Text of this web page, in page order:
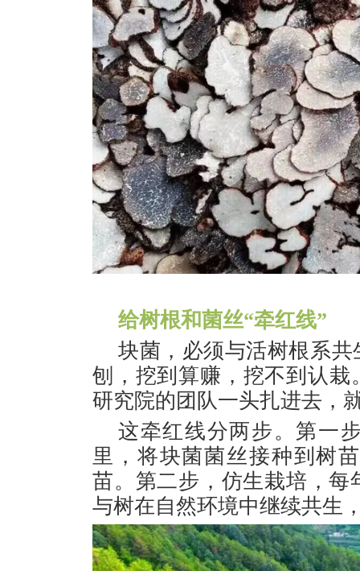
给树根和菌丝“牵红线”
块菌，必须与活树根系
刨，挖到算赚，挖不到认栽
研究院的团队一头扎进去，
这牵红线分两步。第一
里，将块菌菌丝接种到树
苗。第二步，仿生栽培，
与树在自然环境中继续共生